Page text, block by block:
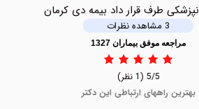
طرف قرار داد بیمه دی کرمان
موفق بیماران 1327
ارتباطی این دکتر